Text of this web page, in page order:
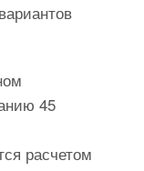
45
расчетом